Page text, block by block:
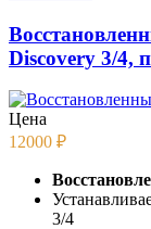
Discovery 3/4,
Цена
12000 ₽
3/4